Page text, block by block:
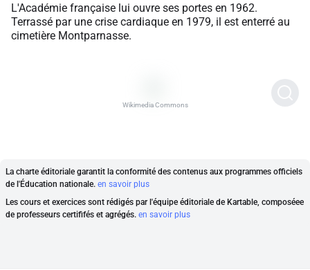
L'Académie française lui ouvre ses portes en 1962.
Terrassé par une crise cardiaque en 1979, il est enterré au
cimetière Montparnasse.
Wikimedia Commons
La charte éditoriale garantit la conformité des contenus aux programmes officiels
de l'Éducation nationale. en savoir plus
Les cours et exercices sont rédigés par l'équipe éditoriale de Kartable, composéee
de professeurs certififés et agrégés. en savoir plus